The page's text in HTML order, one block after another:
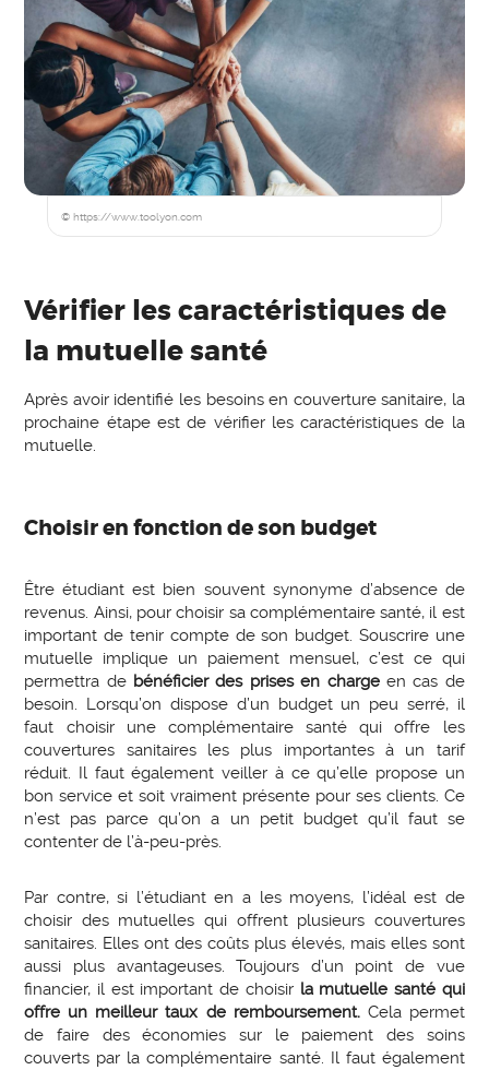
© https://www.toolyon.com
Vérifier les caractéristiques de
la mutuelle santé
Après avoir identifié les besoins en couverture sanitaire, la
prochaine étape est de vérifier les caractéristiques de la
mutuelle.
Choisir en fonction de son budget
Être étudiant est bien souvent synonyme d’absence de
revenus. Ainsi, pour choisir sa complémentaire santé, il est
important de tenir compte de son budget. Souscrire une
mutuelle implique un paiement mensuel, c’est ce qui
permettra de bénéficier des prises en chargeen cas de
besoin. Lorsqu’on dispose d’un budget un peu serré, il
faut choisir une complémentaire santé qui offre les
couvertures sanitaires les plus importantes à un tarif
réduit. Il faut également veiller à ce qu’elle propose un
bon service et soit vraiment présente pour ses clients. Ce
n’est pas parce qu’on a un petit budget qu’il faut se
contenter de l’à-peu-près.
Par contre, si l’étudiant en a les moyens, l’idéal est de
choisir des mutuelles qui offrent plusieurs couvertures
sanitaires. Elles ont des coûts plus élevés, mais elles sont
aussi plus avantageuses. Toujours d’un point de vue
financier, il est important de choisir la mutuelle santé qui
offre un meilleur taux de remboursement.Cela permet
de faire des économies sur le paiement des soins
couverts par la complémentaire santé. Il faut également